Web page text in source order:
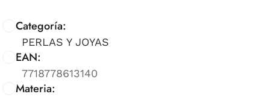
Categoría:
PERLAS Y JOYAS
EAN:
7718778613140
Materia: